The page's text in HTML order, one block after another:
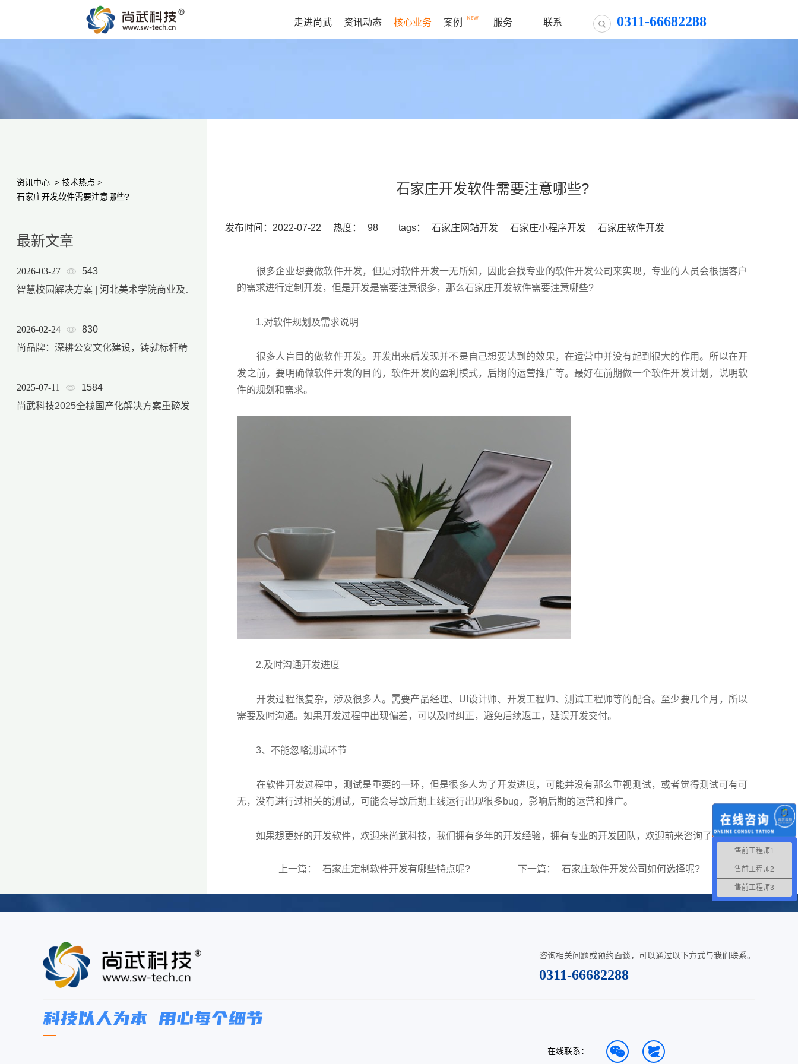
走进尚武 资讯动态 核心业务 案例 服务 联系 0311-66682288
资讯中心 > 技术热点 >
石家庄开发软件需要注意哪些?
最新文章
2026-03-27
543
智慧校园解决方案 | 河北美术学院商业及后勤产品服务体系
2026-02-24
830
尚品牌：深耕公安文化建设，铸就标杆精品项目
2025-07-11
1584
石家庄开发软件需要注意哪些?
发布时间：2022-07-22 热度： 98 tags： 石家庄网站开发 石家庄小程序开发 石家庄软件开发
很多企业想要做软件开发，但是对软件开发一无所知，因此会找专业的软件开发公司来实现，专业的人员会根据客户
的需求进行定制开发，但是开发是需要注意很多，那么石家庄开发软件需要注意哪些?
1.对软件规划及需求说明
很多人盲目的做软件开发。开发出来后发现并不是自己想要达到的效果，在运营中并没有起到很大的作用。所以在开
发之前，要明确做软件开发的目的，软件开发的盈利模式，后期的运营推广等。最好在前期做一个软件开发计划，说明软
件的规划和需求。
2.及时沟通开发进度
开发过程很复杂，涉及很多人。需要产品经理、UI设计师、开发工程师、测试工程师等的配合。至少要几个月，所以
需要及时沟通。如果开发过程中出现偏差，可以及时纠正，避免后续返工，延误开发交付。
3、不能忽略测试环节
在软件开发过程中，测试是重要的一环，但是很多人为了开发进度，可能并没有那么重视测试，或者觉得测试可有可
无，没有进行过相关的测试，可能会导致后期上线运行出现很多bug，影响后期的运营和推广。
如果想更好的开发软件，欢迎来尚武科技，我们拥有多年的开发经验，拥有专业的开发团队，欢迎前来咨询了解!
上一篇： 石家庄定制软件开发有哪些特点呢? 下一篇： 石家庄软件开发公司如何选择呢?
咨询相关问题或预约面谈，可以通过以下方式与我们联系。
0311-66682288
在线联系：
售前工程师1
售前工程师2
售前工程师3